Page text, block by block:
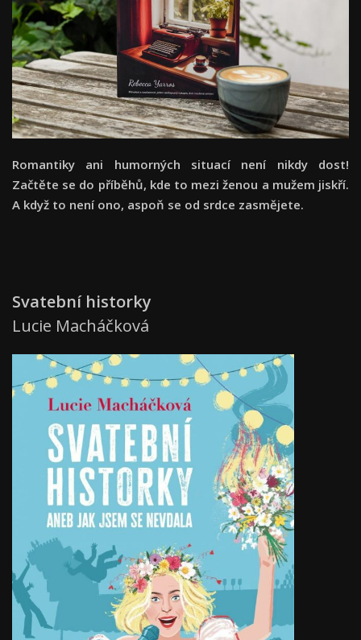
Romantiky ani humorných situací není nikdy dost!
Začtěte se do příběhů, kde to mezi ženou a mužem jiskří.
A když to není ono, aspoň se od srdce zasmějete.
Svatební historky
Lucie Macháčková